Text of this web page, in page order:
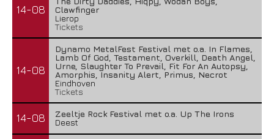
14-08
Clawfinger
Lierop
Tickets
14-08
Dynamo MetalFest Festival met o.a. In Flames,
Lamb Of God, Testament, Overkill, Death Angel,
Urne, Slaughter To Prevail, Fit For An Autopsy,
Amorphis, Insanity Alert, Primus, Necrot
Eindhoven
Tickets
14-08
Zeeltje Rock Festival met o.a. Up The Irons
Deest